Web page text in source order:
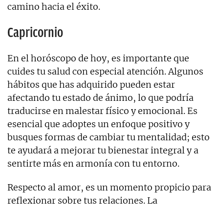
camino hacia el éxito.
Capricornio
En el horóscopo de hoy, es importante que
cuides tu salud con especial atención. Algunos
hábitos que has adquirido pueden estar
afectando tu estado de ánimo, lo que podría
traducirse en malestar físico y emocional. Es
esencial que adoptes un enfoque positivo y
busques formas de cambiar tu mentalidad; esto
te ayudará a mejorar tu bienestar integral y a
sentirte más en armonía con tu entorno.
Respecto al amor, es un momento propicio para
reflexionar sobre tus relaciones. La